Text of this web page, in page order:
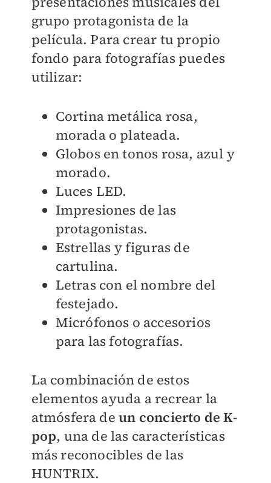
grupo protagonista de la
película. Para crear tu propio
fondo para fotografías puedes
utilizar:
Cortina metálica rosa,
morada o plateada.
Globos en tonos rosa, azul y
morado.
Luces LED.
Impresiones de las
protagonistas.
Estrellas y figuras de
cartulina.
Letras con el nombre del
festejado.
Micrófonos o accesorios
para las fotografías.
La combinación de estos
elementos ayuda a recrear la
atmósfera deun concierto de K-
pop, una de las características
más reconocibles de las
HUNTRIX.